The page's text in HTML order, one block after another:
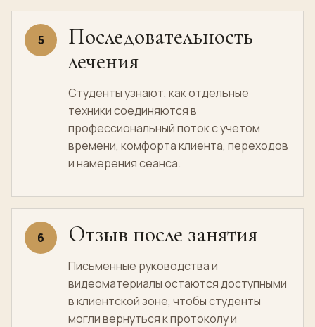
5
Последовательность
лечения
Студенты узнают, как отдельные
техники соединяются в
профессиональный поток с учетом
времени, комфорта клиента, переходов
и намерения сеанса.
6 Отзыв после занятия
Письменные руководства и
видеоматериалы остаются доступными
в клиентской зоне, чтобы студенты
могли вернуться к протоколу и